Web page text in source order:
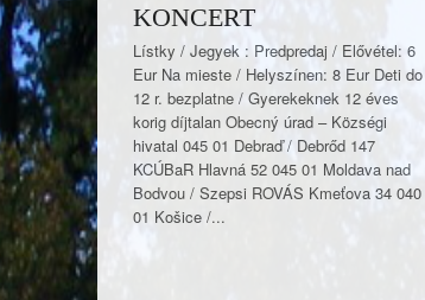
KONCERT
Lístky / Jegyek : Predpredaj / Elővétel: 6
Eur Na mieste / Helyszínen: 8 Eur Deti do
12 r. bezplatne / Gyerekeknek 12 éves
korig díjtalan Obecný úrad – Községi
hivatal 045 01 Debraď / Debrőd 147
KCÚBaR Hlavná 52 045 01 Moldava nad
Bodvou / Szepsi ROVÁS Kmeťova 34 040
01 Košice /...